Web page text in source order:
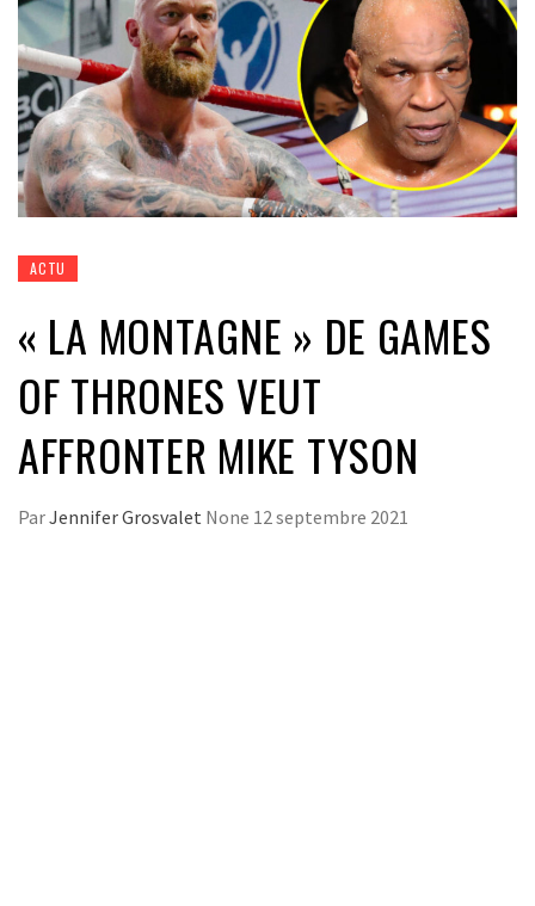
ACTU
« LA MONTAGNE » DE GAMES
OF THRONES VEUT
AFFRONTER MIKE TYSON
ParJennifer Grosvalet None 12 septembre 2021